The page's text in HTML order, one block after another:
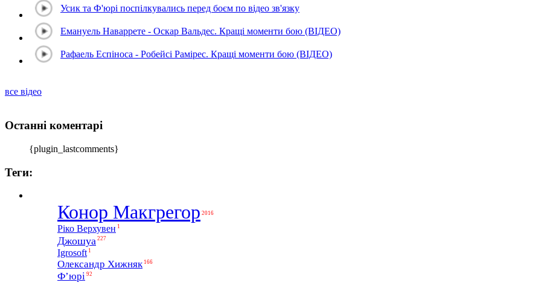
Усик та Ф'юрі поспілкувались перед боєм по відео зв'язку
Емануель Наваррете - Оскар Вальдес. Кращі моменти бою (ВІДЕО)
Рафаель Еспіноса - Робейсі Рамірес. Кращі моменти бою (ВІДЕО)
все відео
Останні коментарі
{plugin_lastcomments}
Теги:
Конор Макгрегор 2016
Ріко Верхувен 1
Джошуа 227
Igrosoft 1
Олександр Хижняк 166
Ф’юрі 92